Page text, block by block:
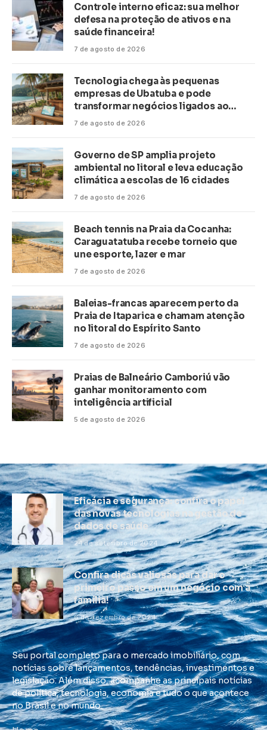
Controle interno eficaz: sua melhor
defesa na proteção de ativos e na
saúde financeira!
7 de agosto de 2026
Tecnologia chega às pequenas
empresas de Ubatuba e pode
transformar negócios ligados ao
turismo no litoral
7 de agosto de 2026
Governo de SP amplia projeto
ambiental no litoral e leva educação
climática a escolas de 16 cidades
7 de agosto de 2026
Beach tennis na Praia da Cocanha:
Caraguatatuba recebe torneio que
une esporte, lazer e mar
7 de agosto de 2026
Baleias-francas aparecem perto da
Praia de Itaparica e chamam atenção
no litoral do Espírito Santo
7 de agosto de 2026
Praias de Balneário Camboriú vão
ganhar monitoramento com
inteligência artificial
5 de agosto de 2026
Eficácia e segurança: confira o papel
das novas tecnologias na gestão de
dados de saúde
24 de setembro de 2024
Confira dicas valiosas para dar o
primeiro passo em um negócio com a
família!
6 de dezembro de 2024
Seu portal completo para o mercado imobiliário, com
notícias sobre lançamentos, tendências, investimentos e
legislação. Além disso, acompanhe as principais notícias
de política, tecnologia, economia e tudo o que acontece
no Brasil e no mundo.